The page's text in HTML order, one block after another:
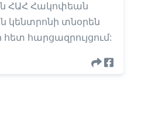
ՀԱՀ Հակոփեան
տնօրեն
հարցազրույցում: